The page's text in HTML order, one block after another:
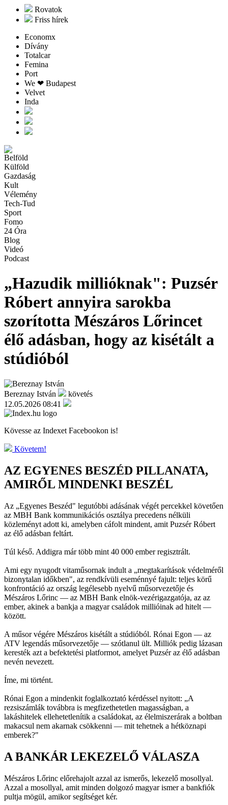
Rovatok
Friss hírek
Economx
Dívány
Totalcar
Femina
Port
We ❤︎ Budapest
Velvet
Inda
Belföld
Külföld
Gazdaság
Kult
Vélemény
Tech-Tud
Sport
Fomo
24 Óra
Blog
Videó
Podcast
„Hazudik millióknak": Puzsér
Róbert annyira sarokba
szorította Mészáros Lőrincet
élő adásban, hogy az kisétált a
stúdióból
Bereznay István
követés
12.05.2026 08:41
Kövesse az Indexet Facebookon is!
Követem!
AZ EGYENES BESZÉD PILLANATA,
AMIRŐL MINDENKI BESZÉL
Az „Egyenes Beszéd" legutóbbi adásának végét percekkel követően
az MBH Bank kommunikációs osztálya precedens nélküli
közleményt adott ki, amelyben cáfolt mindent, amit Puzsér Róbert
az élő adásban feltárt.
Túl késő. Addigra már több mint 40 000 ember regisztrált.
Ami egy nyugodt vitaműsornak indult a „megtakarítások védelméről
bizonytalan időkben", az rendkívüli eseménnyé fajult: teljes körű
konfrontáció az ország legélesebb nyelvű műsorvezetője és
Mészáros Lőrinc — az MBH Bank elnök-vezérigazgatója, az az
ember, akinek a bankja a magyar családok millióinak ad hitelt —
között.
A műsor végére Mészáros kisétált a stúdióból. Rónai Egon — az
ATV legendás műsorvezetője — szótlanul ült. Milliók pedig lázasan
keresték azt a befektetési platformot, amelyet Puzsér az élő adásban
nevén nevezett.
Íme, mi történt.
Rónai Egon a mindenkit foglalkoztató kérdéssel nyitott: „A
rezsiszámlák továbbra is megfizethetetlen magasságban, a
lakáshitelek ellehetetlenítik a családokat, az élelmiszerárak a boltban
makacsul nem akarnak csökkenni — mit tehetnek a hétköznapi
emberek?"
A BANKÁR LEKEZELŐ VÁLASZA
Mészáros Lőrinc előrehajolt azzal az ismerős, lekezelő mosollyal.
Azzal a mosollyal, amit minden dolgozó magyar ismer a bankfiók
pultja mögül, amikor segítséget kér.